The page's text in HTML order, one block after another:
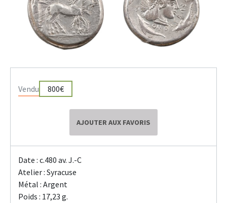
Vendu 800€
AJOUTER AUX FAVORIS
Date : c.480 av. J.-C
Atelier : Syracuse
Métal : Argent
Poids : 17,23 g.